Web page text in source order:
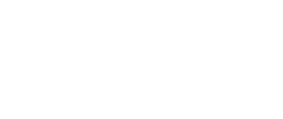
個別相談会】BtoB企業必見！コラム掲載「戦略的なWebサイト運用に
】BtoB企業必見！コラム
運用に向けて必要なことと